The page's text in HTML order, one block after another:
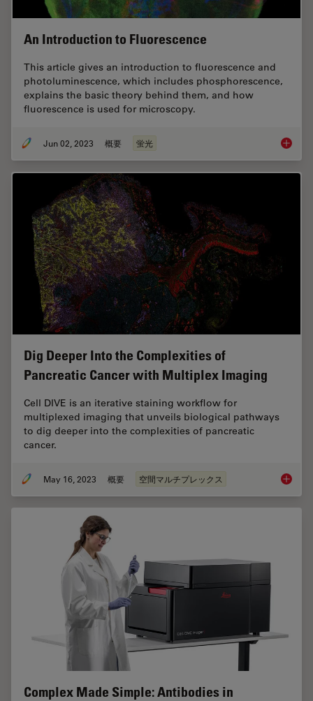
An Introduction to Fluorescence
This article gives an introduction to fluorescence and
photoluminescence, which includes phosphorescence,
explains the basic theory behind them, and how
fluorescence is used for microscopy.
Jun 02, 2023 概要 蛍光 An
Dig Deeper Into the Complexities of
Pancreatic Cancer with Multiplex Imaging
Cell DIVE is an iterative staining workflow for
multiplexed imaging that unveils biological pathways
to dig deeper into the complexities of pancreatic
cancer.
May 16, 2023 概要 空間マルチプレックス Dig
Complex Made Simple: Antibodies in